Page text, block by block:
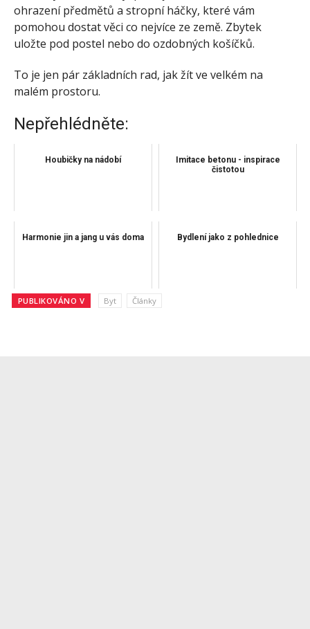
ohrazení předmětů a stropní háčky, které vám
pomohou dostat věci co nejvíce ze země. Zbytek
uložte pod postel nebo do ozdobných košíčků.
To je jen pár základních rad, jak žít ve velkém na
malém prostoru.
Nepřehlédněte:
Houbičky na nádobí
Imitace betonu - inspirace
čistotou
Harmonie jin a jang u vás doma Bydlení jako z pohlednice
PUBLIKOVÁNO V Byt Články